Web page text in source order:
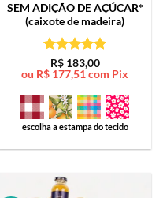
SEM ADIÇÃO DE AÇÚCAR*
(caixote de madeira)
Avaliação5
de 5
R$183,00
ou R$ 177,51com Pix
escolha a estampa do tecido